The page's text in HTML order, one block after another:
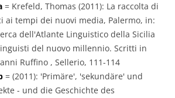
= Krefeld, Thomas (2011): La raccolta di
ai tempi dei nuovi media, Palermo, in:
dell'Atlante Linguistico della Sicilia
del nuovo millennio. Scritti in
Ruffino , Sellerio, 111-114
= (2011): 'Primäre', 'sekundäre' und
- und die Geschichte des